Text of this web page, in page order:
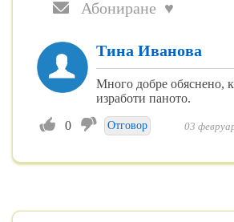
Абониране ♥
Тина Иванова
Много добре обяснено,
изработи паното.
0
Отговор 03